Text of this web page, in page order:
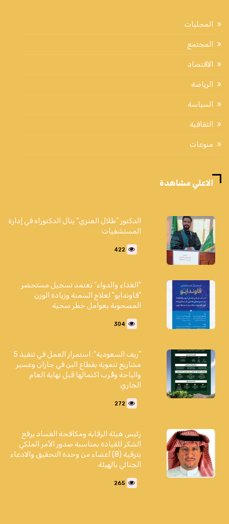
المحليات
المجتمع
الاقتصاد
الرياضة
السياسة
الثقافية
منوعات
الاعلي مشاهدة
الدكتور "طلال العنزي" ينال الدكتوراه في إدارة
المستشفيات
422
"الغذاء والدواء" تعتمد تسجيل مستحضر
"فاوندايو" لعلاج السمنة وزيادة الوزن
المصحوبة بعوامل خطر صحية
304
"ريف السعودية": استمرار العمل في تنفيذ 5
مشاريع تنموية بقطاع البن في جازان وعسير
والباحة وقُرب اكتمالها قبل نهاية العام
الجاري
272
رئيس هيئة الرقابة ومكافحة الفساد يرفع
الشكر للقيادة بمناسبة صدور الأمر الملكي
بترقية (8) أعضاء من وحدة التحقيق والادعاء
الجنائي بالهيئة
265